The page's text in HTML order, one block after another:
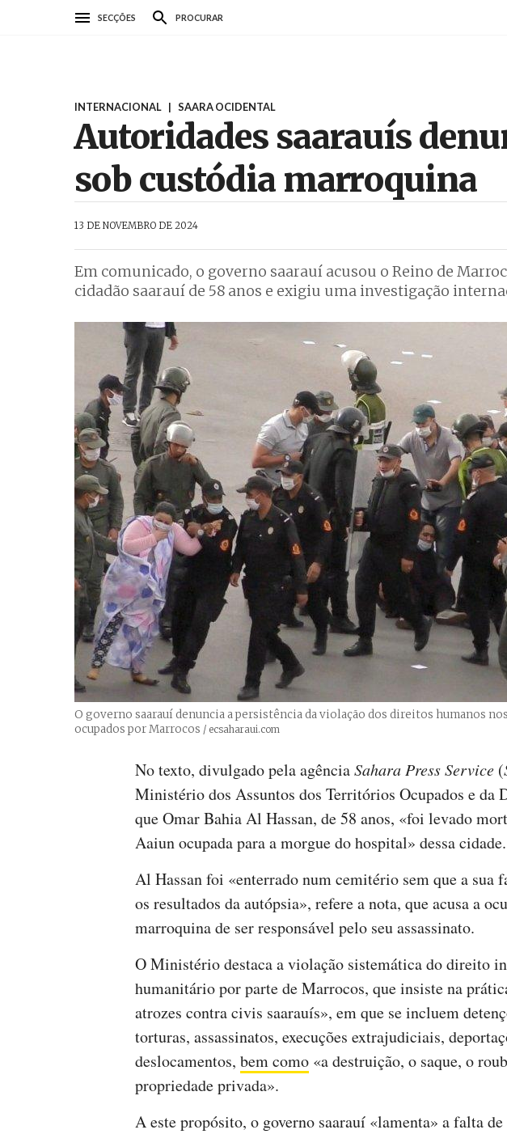
SECÇÕES PROCURAR
INTERNACIONAL | SAARA OCIDENTAL
Autoridades saarauís
sob custódia marroquina
13 DE NOVEMBRO DE 2024
Em comunicado, o governo saarauí acusou o Reino de
cidadão saarauí de 58 anos e exigiu uma investigação
O governo saarauí denuncia a persistência da violação dos direitos humanos
ocupados por Marrocos Créditos
/ ecsaharaui.com
No texto, divulgado pela agênciaSahara Press Service (
Ministério dos Assuntos dos Territórios Ocupados e da
que Omar Bahia Al Hassan, de 58 anos, «foi levado
Aaiun ocupada para a morgue do hospital» dessa cidade.
Al Hassan foi «enterrado num cemitério sem que a sua
os resultados da autópsia», refere a nota, que acusa a
marroquina de ser responsável pelo seu assassinato.
O Ministério destaca a violação sistemática do direito
humanitário por parte de Marrocos, que insiste na
atrozes contra civis saarauís», em que se incluem
torturas, assassinatos, execuções extrajudiciais,
deslocamentos, bem como «a destruição, o saque, o
propriedade privada».
A este propósito, o governo saarauí «lamenta» a falta de